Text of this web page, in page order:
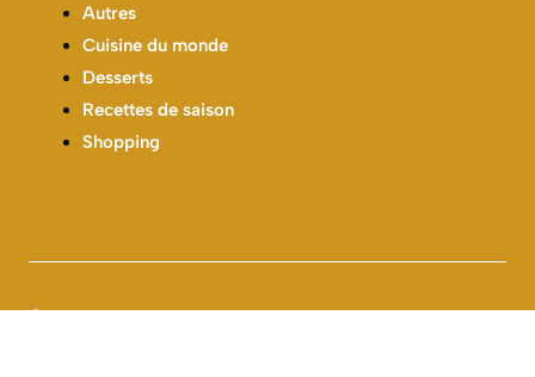
Autres
Cuisine du monde
Desserts
Recettes de saison
Shopping
Contact